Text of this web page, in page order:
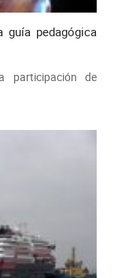
guía pedagógica
participación de